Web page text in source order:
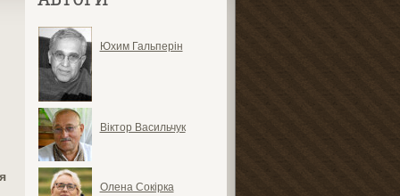
Юхим Гальперін
Віктор Васильчук
Олена Сокірка